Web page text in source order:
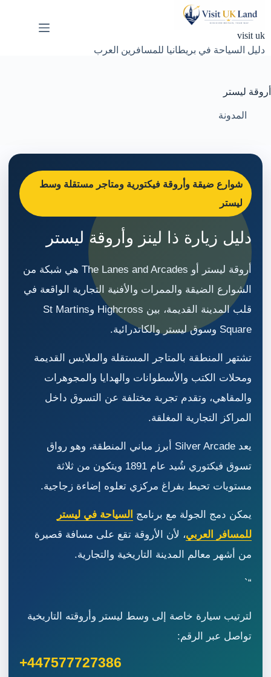
visit uk
دليل السياحة في بريطانيا للمسافرين العرب
أروقة ليستر
المدونة
شوارع ضيقة وأروقة فيكتورية ومتاجر مستقلة وسط
ليستر
دليل زيارة ذا لينز وأروقة ليستر
أروقة ليستر أو The Lanes and Arcades هي شبكة من
الشوارع الضيقة والممرات والأفنية التجارية الواقعة في
قلب المدينة القديمة، بين Highcross وSt Martins
Square وسوق ليستر والكاتدرائية.
تشتهر المنطقة بالمتاجر المستقلة والملابس القديمة
ومحلات الكتب والأسطوانات والهدايا والمجوهرات
والمقاهي، وتقدم تجربة مختلفة عن التسوق داخل
المراكز التجارية المغلقة.
يعد Silver Arcade أبرز مباني المنطقة، وهو رواق
تسوق فيكتوري شُيد عام 1891 ويتكون من ثلاثة
مستويات تحيط بفراغ مركزي تعلوه إضاءة زجاجية.
يمكن دمج الجولة مع برنامج السياحة في ليستر
للمسافر العربي، لأن الأروقة تقع على مسافة قصيرة
من أشهر معالم المدينة التاريخية والتجارية.
“`
لترتيب سيارة خاصة إلى وسط ليستر وأروقته التاريخية
تواصل عبر الرقم:
+447577727386